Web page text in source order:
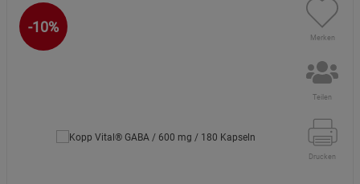
-10%
Merken
Teilen
Drucken